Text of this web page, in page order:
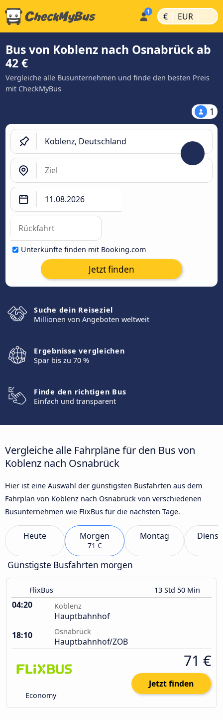
€ | EUR |
Bus von Koblenz nach Osnabrück ab
42 €
Vergleiche alle Busunternehmen und finde den besten Preis
mit CheckMyBus
1
Unterkünfte finden mit Booking.com
Jetzt finden
Suche dein Reiseziel
Millionen von Angeboten weltweit
Ergebnisse vergleichen
Spar bis zu 70 %
Finde den richtigen Bus
Einfach und transparent
Vergleiche alle Fahrpläne für den Bus von
Koblenz nach Osnabrück
Hier ist eine Auswahl der günstigsten Busfahrten aus dem
Fahrplan von Koblenz nach Osnabrück von verschiedenen
Busunternehmen wie FlixBus für die nächsten Tage.
Heute Morgen
71 €
Montag
Günstigste Busfahrten morgen
FlixBus 13 Std 50 Min
04:20 Koblenz
Hauptbahnhof
18:10
Osnabrück
Hauptbahnhof/ZOB
Economy
71 €
Jetzt finden